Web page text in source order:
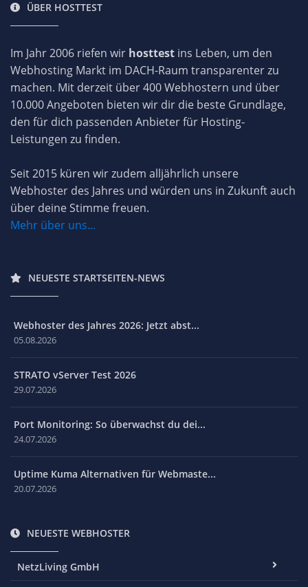
ÜBER HOSTTEST
Im Jahr 2006 riefen wir hosttest ins Leben, um den
Webhosting Markt im DACH-Raum transparenter zu
machen. Mit derzeit über 400 Webhostern und über
10.000 Angeboten bieten wir dir die beste Grundlage,
den für dich passenden Anbieter für Hosting-
Leistungen zu finden.
Seit 2015 küren wir zudem alljährlich unsere
Webhoster des Jahres und würden uns in Zukunft auch
über deine Stimme freuen.
Mehr über uns...
NEUESTE STARTSEITEN-NEWS
Webhoster des Jahres 2026: Jetzt abst...
05.08.2026
STRATO vServer Test 2026
29.07.2026
Port Monitoring: So überwachst du dei...
24.07.2026
Uptime Kuma Alternativen für Webmaste...
20.07.2026
NEUESTE WEBHOSTER
NetzLiving GmbH